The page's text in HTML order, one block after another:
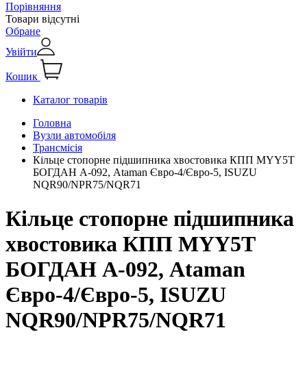
Порівняння
Товари відсутні
Обране
Увійти
Кошик
Каталог товарів
Головна
Вузли автомобіля
Трансмісія
Кільце стопорне підшипника хвостовика КПП MYY5T
БОГДАН А-092, Ataman Євро-4/Євро-5, ISUZU
NQR90/NPR75/NQR71
Кільце стопорне підшипника
хвостовика КПП MYY5T
БОГДАН А-092, Ataman
Євро-4/Євро-5, ISUZU
NQR90/NPR75/NQR71